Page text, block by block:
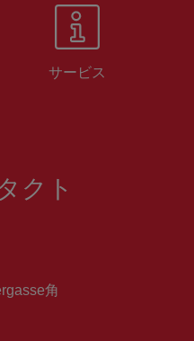
サービス
クト
角